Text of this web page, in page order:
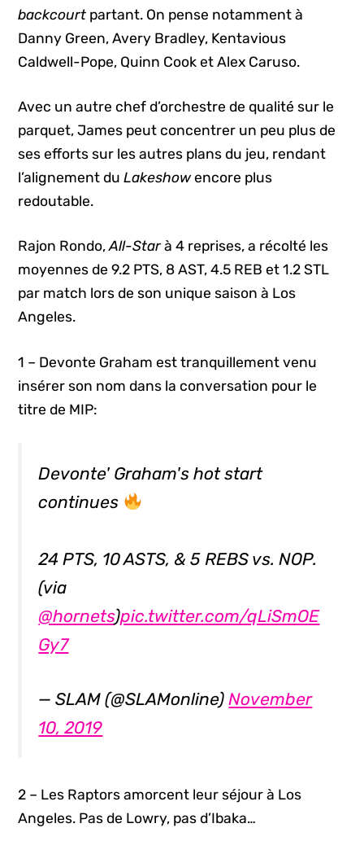
backcourt partant. On pense notamment à
Danny Green, Avery Bradley, Kentavious
Caldwell-Pope, Quinn Cook et Alex Caruso.
Avec un autre chef d’orchestre de qualité sur le
parquet, James peut concentrer un peu plus de
ses efforts sur les autres plans du jeu, rendant
l’alignement duLakeshowencore plus
redoutable.
Rajon Rondo,All-Starà 4 reprises, a récolté les
moyennes de 9.2 PTS, 8 AST, 4.5 REB et 1.2 STL
par match lors de son unique saison à Los
Angeles.
1 – Devonte Graham est tranquillement venu
insérer son nom dans la conversation pour le
titre de MIP:
Devonte' Graham's hot start
continues
24 PTS, 10 ASTS, & 5 REBS vs. NOP.
(via
@hornets)pic.twitter.com/qLiSmOE
Gy7
— SLAM (@SLAMonline)November
10, 2019
2 – Les Raptors amorcent leur séjour à Los
Angeles. Pas de Lowry, pas d’Ibaka…